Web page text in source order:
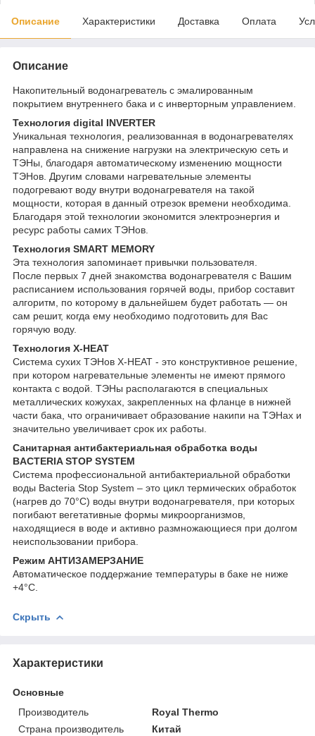
Описание Характеристики Доставка Оплата
Описание
Накопительный водонагреватель с эмалированным
покрытием внутреннего бака и с инверторным управлением.
Технология digital INVERTER
Уникальная технология, реализованная в водонагревателях
направлена на снижение нагрузки на электрическую сеть и
ТЭНы, благодаря автоматическому изменению мощности
ТЭНов. Другим словами нагревательные элементы
подогревают воду внутри водонагревателя на такой
мощности, которая в данный отрезок времени необходима.
Благодаря этой технологии экономится электроэнергия и
ресурс работы самих ТЭНов.
Технология SMART MEMORY
Эта технология запоминает привычки пользователя.
После первых 7 дней знакомства водонагревателя с Вашим
расписанием использования горячей воды, прибор составит
алгоритм, по которому в дальнейшем будет работать — он
сам решит, когда ему необходимо подготовить для Вас
горячую воду.
Технология X-HEAT
Система сухих ТЭНов X-HEAT - это конструктивное решение,
при котором нагревательные элементы не имеют прямого
контакта с водой. ТЭНы располагаются в специальных
металлических кожухах, закрепленных на фланце в нижней
части бака, что ограничивает образование накипи на ТЭНах и
значительно увеличивает срок их работы.
Санитарная антибактериальная обработка воды
BACTERIA STOP SYSTEM
Система профессиональной антибактериальной обработки
воды Bacteria Stop System – это цикл термических обработок
(нагрев до 70°С) воды внутри водонагревателя, при которых
погибают вегетативные формы микроорганизмов,
находящиеся в воде и активно размножающиеся при долгом
неиспользовании прибора.
Режим АНТИЗАМЕРЗАНИЕ
Автоматическое поддержание температуры в баке не ниже
+4°С.
Скрыть
Характеристики
Основные
Производитель
Royal Thermo
Страна производитель
Китай